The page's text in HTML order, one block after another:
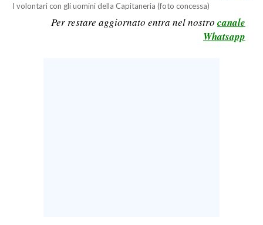
I volontari con gli uomini della Capitaneria (foto concessa)
Per restare aggiornato entra nel nostro canale
Whatsapp